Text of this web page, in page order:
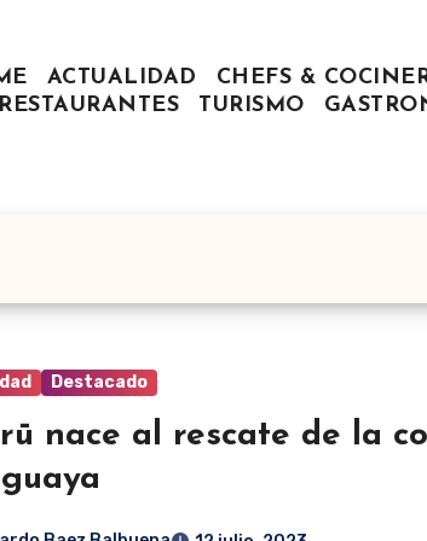
ACTUALIDAD CHEFS &
RESTAURANTES
TURISMO
Destacado
nace al rescate de la